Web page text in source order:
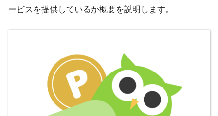
ービスを提供しているか概要を説明します。